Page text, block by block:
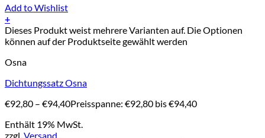
Add to Wishlist
+
Dieses Produkt weist mehrere Varianten auf. Die Optionen
können auf der Produktseite gewählt werden
Osna
Dichtungssatz Osna
€92,80 – €94,40Preisspanne: €92,80 bis €94,40
Enthält 19% MwSt.
zzgl.Versand